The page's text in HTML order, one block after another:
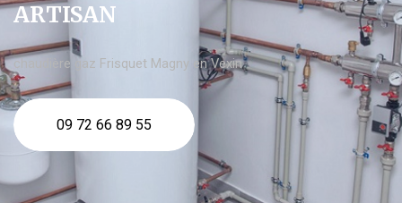
ARTISAN
chaudière gaz Frisquet Magny en Vexin
09 72 66 89 55